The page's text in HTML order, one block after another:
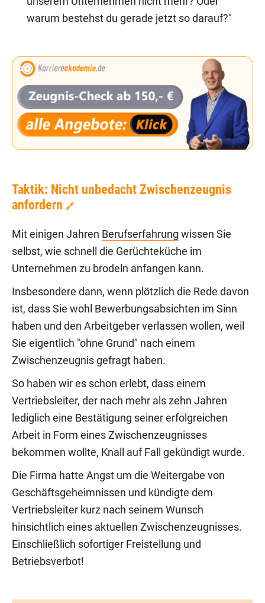
warum bestehst du gerade jetzt so darauf?"
Taktik: Nicht unbedacht Zwischenzeugnis
anfordern 🔗
Mit einigen Jahren Berufserfahrung wissen Sie
selbst, wie schnell die Gerüchteküche im
Unternehmen zu brodeln anfangen kann.
Insbesondere dann, wenn plötzlich die Rede davon
ist, dass Sie wohl Bewerbungsabsichten im Sinn
haben und den Arbeitgeber verlassen wollen, weil
Sie eigentlich "ohne Grund" nach einem
Zwischenzeugnis gefragt haben.
So haben wir es schon erlebt, dass einem
Vertriebsleiter, der nach mehr als zehn Jahren
lediglich eine Bestätigung seiner erfolgreichen
Arbeit in Form eines Zwischenzeugnisses
bekommen wollte, Knall auf Fall gekündigt wurde.
Die Firma hatte Angst um die Weitergabe von
Geschäftsgeheimnissen und kündigte dem
Vertriebsleiter kurz nach seinem Wunsch
hinsichtlich eines aktuellen Zwischenzeugnisses.
Einschließlich sofortiger Freistellung und
Betriebsverbot!